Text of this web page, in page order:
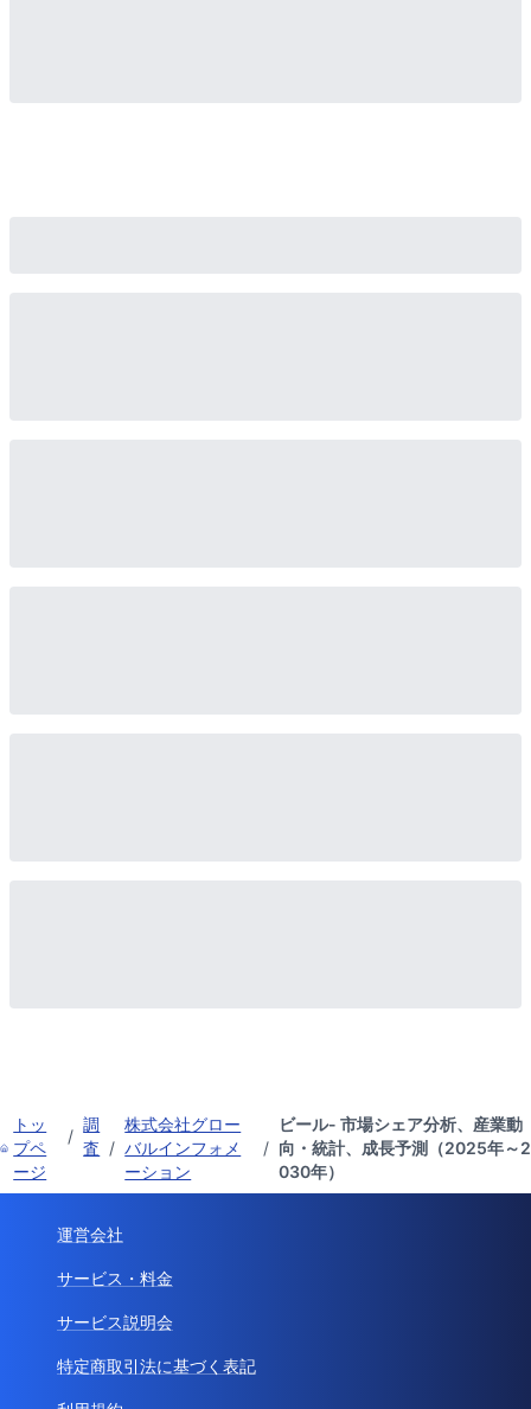
トッ
プペ
ージ
/
調
査 /
株式会社グロー
バルインフォメ
ーション
/
ビール- 市場シェア分析、産業動
向・統計、成長予測（2025年～2
030年）
運営会社
サービス・料金
サービス説明会
特定商取引法に基づく表記